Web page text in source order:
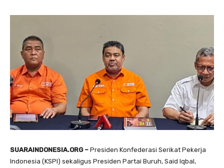
SUARAINDONESIA.ORG – Presiden Konfederasi Serikat Pekerja
Indonesia (KSPI) sekaligus Presiden Partai Buruh, Said Iqbal,